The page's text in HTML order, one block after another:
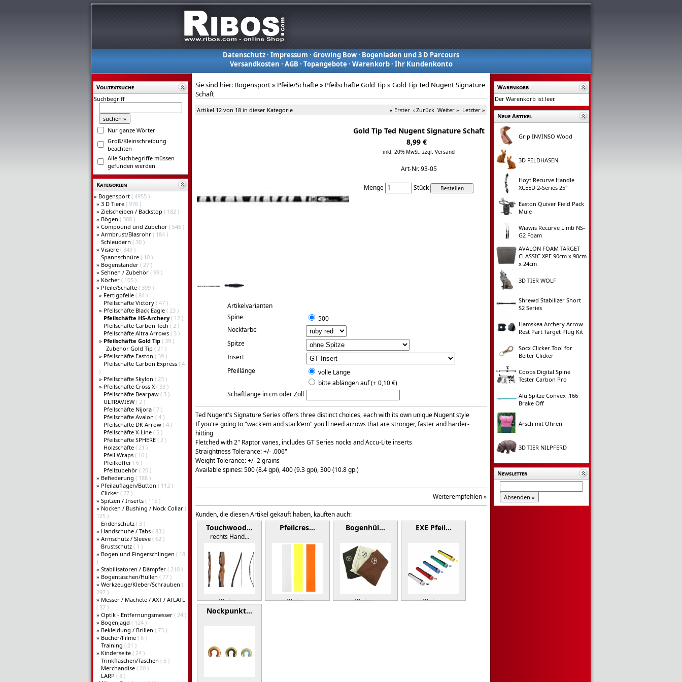
Datenschutz· Impressum · Growing Bow· Bogenladen und 3 D Parcours
Versandkosten · AGB · Topangebote · Warenkorb· Ihr Kundenkonto
Volltextsuche
Suchbegriff
Nur ganze Wörter
Groß/Kleinschreibung
beachten
Alle Suchbegriffe müssen
gefunden werden
Kategorien
» Bogensport ( 4955 )
» 3 D Tiere ( 976 )
» Zielscheiben / Backstop ( 182 )
» Bögen ( 388 )
» Compound und Zubehör ( 546 )
» Armbrust/Blasrohr ( 184 )
Schleudern ( 30 )
» Visiere ( 349 )
Spannschnüre ( 10 )
» Bogenständer ( 27 )
» Sehnen / Zubehör ( 99 )
» Köcher ( 105 )
» Pfeile/Schäfte ( 399 )
» Fertigpfeile ( 84 )
Pfeilschäfte Victory ( 47 )
» Pfeilschäfte Black Eagle ( 23 )
Pfeilschäfte HS-Archery ( 12 )
Pfeilschäfte Carbon Tech ( 2 )
Pfeilschäfte Altra Arrows ( 3 )
» Pfeilschäfte Gold Tip ( 39 )
Zubehör Gold Tip ( 21 )
» Pfeilschäfte Easton ( 39 )
Pfeilschäfte Carbon Express ( 4
)
» Pfeilschäfte Skylon ( 23 )
» Pfeilschäfte Cross X( 33 )
Pfeilschäfte Bearpaw ( 3 )
ULTRAVIEW ( 2 )
Pfeilschäfte Nijora ( 7 )
Pfeilschäfte Avalon ( 4 )
Pfeilschäfte DK Arrow ( 4 )
Pfeilschäfte X-Line ( 5 )
Pfeilschäfte SPHERE ( 2 )
Holzschäfte ( 21 )
Pfeil Wraps ( 16 )
Pfeilkoffer ( 6 )
Pfeilzubehör ( 20 )
» Befiederung ( 188 )
» Pfeilauflagen/Button ( 112 )
Clicker ( 27 )
» Spitzen / Inserts ( 115 )
» Nocken / Bushing / Nock Collar (
125 )
Endenschutz ( 3 )
» Handschuhe / Tabs ( 83 )
» Armschutz / Sleeve ( 62 )
Brustschutz ( 1 )
» Bogen und Fingerschlingen ( 18
)
» Stabilisatoren / Dämpfer ( 210 )
» Bogentaschen/Hüllen ( 77 )
» Werkzeuge/Kleber/Schrauben (
297 )
» Messer / Machete / AXT / ATLATL
( 37 )
» Optik - Entfernungsmesser ( 24 )
» Bogenjagd ( 124 )
» Bekleidung / Brillen ( 73 )
» Bücher/Filme ( 6 )
Training ( 21 )
» Kinderseite ( 24 )
Trinkflaschen/Taschen ( 5 )
Merchandise ( 20 )
LARP ( 8 )
Sie sind hier: Bogensport» Pfeile/Schäfte» Pfeilschäfte Gold Tip» Gold Tip Ted Nugent Signature
Schaft
Artikel 12 von 18 in dieser Kategorie « Erster ‹ Zurück Weiter » Letzter »
Gold Tip Ted Nugent Signature Schaft
8,99 €
inkl. 20% MwSt, zzgl. Versand
Art-Nr. 93-05
Menge Stück
Artikelvarianten
Spine
500
Nockfarbe
Spitze
Insert
Pfeillänge
volle Länge
bitte ablängen auf (+ 0,10 €)
Schaftlänge in cm oder Zoll
Ted Nugent's Signature Series offers three distinct choices, each with its own unique Nugent style
If you're going to "wack'em and stack'em" you'll need arrows that are stronger, faster and harder-
hitting
Fletched with 2" Raptor vanes, includes GT Series nocks and Accu-Lite inserts
Straightness Tolerance: +/- .006"
Weight Tolerance: +/- 2 grains
Available spines: 500 (8.4 gpi), 400 (9.3 gpi), 300 (10.8 gpi)
Weiterempfehlen »
Kunden, die diesen Artikel gekauft haben, kauften auch:
Touchwood…
rechts Hand…
Weiter »
Pfeilcres…
Weiter »
Bogenhül…
Weiter »
EXE Pfeil…
Weiter »
Nockpunkt…
Warenkorb
Der Warenkorb ist leer.
Neue Artikel
Grip INVINSO Wood
3D FELDHASEN
Hoyt Recurve Handle
XCEED 2-Series 25"
Easton Quiver Field Pack
Mule
Wiawis Recurve Limb NS-
G2 Foam
AVALON FOAM TARGET
CLASSIC XPE 90cm x 90cm
x 24cm
3D TIER WOLF
Shrewd Stabilizer Short
S2 Series
Hamskea Archery Arrow
Rest Part Target Plug Kit
Socx Clicker Tool for
Beiter Clicker
Coops Digital Spine
Tester Carbon Pro
Alu Spitze Convex .166
Brake Off
Arsch mit Ohren
3D TIER NILPFERD
Newsletter